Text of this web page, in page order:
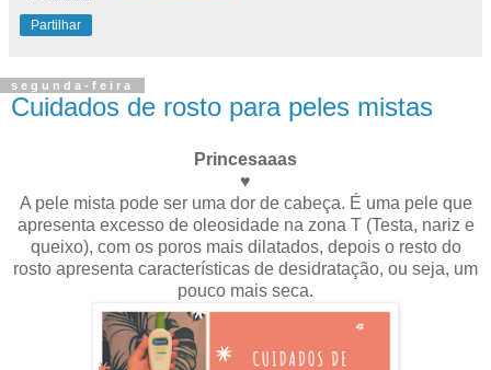
Partilhar
segunda-feira
Cuidados de rosto para peles mistas
Princesaaas
♥
A pele mista pode ser uma dor de cabeça. É uma pele que
apresenta excesso de oleosidade na zona T (Testa, nariz e
queixo), com os poros mais dilatados, depois o resto do
rosto apresenta características de desidratação, ou seja, um
pouco mais seca.